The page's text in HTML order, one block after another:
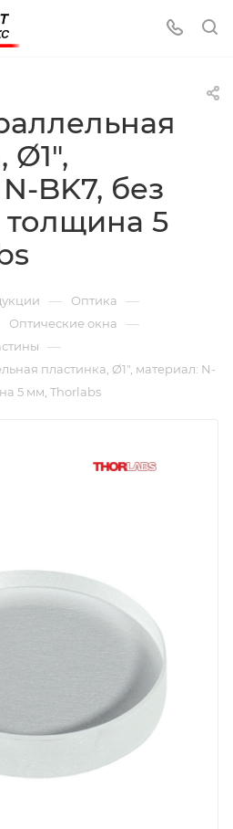
Ø1",
BK7, без
5
— Оптика —
Оптические окна —
—
пластинка, Ø1", материал: N-
5 мм, Thorlabs